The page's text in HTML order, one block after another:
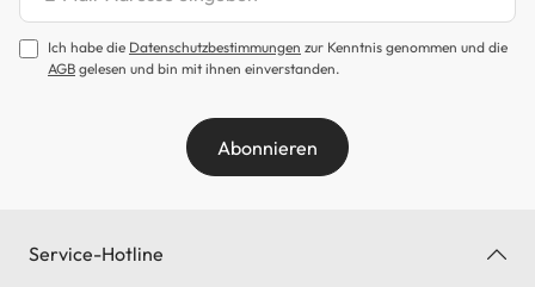
Ich habe die Datenschutzbestimmungen zur Kenntnis genommen und die
AGB gelesen und bin mit ihnen einverstanden.
Abonnieren
Service-Hotline